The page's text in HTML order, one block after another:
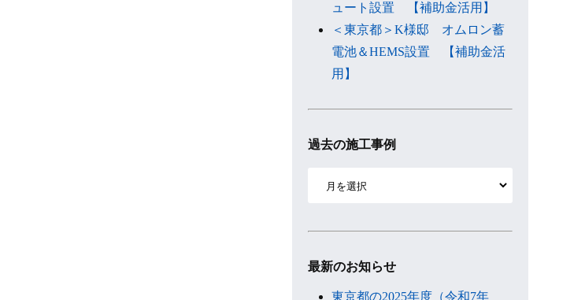
ュート設置 【補助金活用】
＜東京都＞K様邸 オムロン蓄
電池＆HEMS設置 【補助金活
用】
過去の施工事例
ブ
最新のお知らせ
東京都の2025年度（令和7年